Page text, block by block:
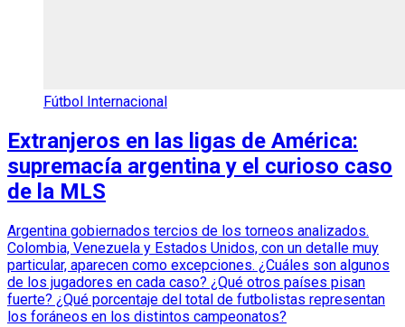
Fútbol Internacional
Extranjeros en las ligas de América:
supremacía argentina y el curioso caso
de la MLS
Argentina gobiernados tercios de los torneos analizados.
Colombia, Venezuela y Estados Unidos, con un detalle muy
particular, aparecen como excepciones. ¿Cuáles son algunos
de los jugadores en cada caso? ¿Qué otros países pisan
fuerte? ¿Qué porcentaje del total de futbolistas representan
los foráneos en los distintos campeonatos?